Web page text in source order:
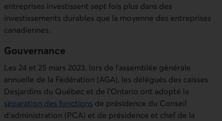
entreprises investissent sept fois plus dans des
investissements durables que la moyenne des entreprises
canadiennes.
Gouvernance
Les 24 et 25 mars 2023, lors de l’assemblée générale
annuelle de la Fédération (AGA), les délégués des caisses
Desjardins du Québec et de l'Ontario ont adopté la
séparation des fonctions de présidence du Conseil
d’administration (PCA) et de présidence et chef de la